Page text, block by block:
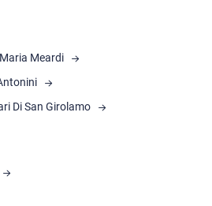
Meardi
Di San Girolamo